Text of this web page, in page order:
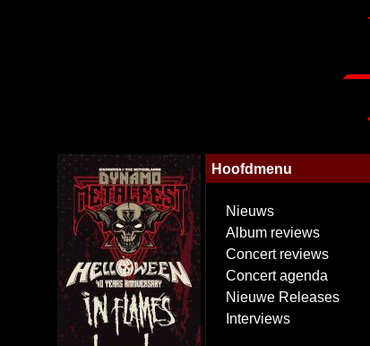
Hoofdmenu
Nieuws
Album reviews
Concert reviews
Concert agenda
Nieuwe Releases
Interviews